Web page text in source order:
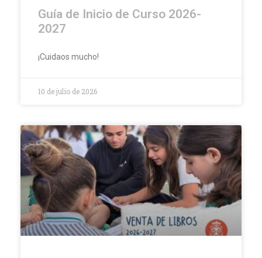
Guía de Inicio de Curso 2026-
2027
¡Cuidaos mucho!
10 de julio de 2026